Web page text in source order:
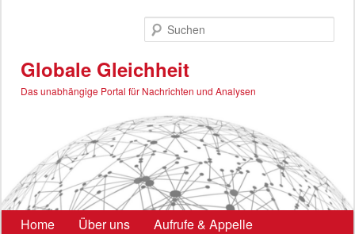
Globale Gleichheit
Das unabhängige Portal für Nachrichten und Analysen
Hauptmenü
Home Über uns
Aufrufe & Appelle